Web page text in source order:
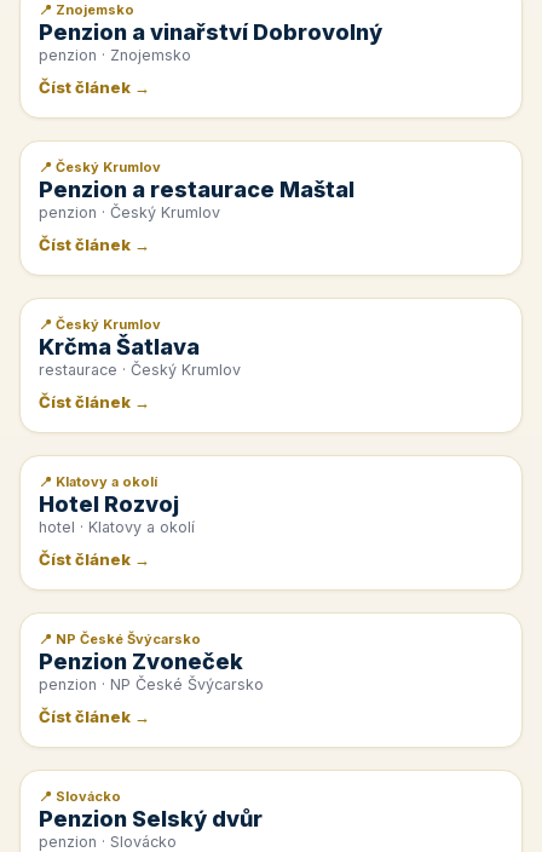
📰 PR článek
📍 Znojemsko
Penzion a vinařství Dobrovolný
penzion · Znojemsko
Číst článek →
📰 PR článek
📍 Český Krumlov
Penzion a restaurace Maštal
penzion · Český Krumlov
Číst článek →
📰 PR článek
📍 Český Krumlov
Krčma Šatlava
restaurace · Český Krumlov
Číst článek →
📰 PR článek
📍 Klatovy a okolí
Hotel Rozvoj
hotel · Klatovy a okolí
Číst článek →
📰 PR článek
📍 NP České Švýcarsko
Penzion Zvoneček
penzion · NP České Švýcarsko
Číst článek →
📰 PR článek
📍 Slovácko
Penzion Selský dvůr
penzion · Slovácko